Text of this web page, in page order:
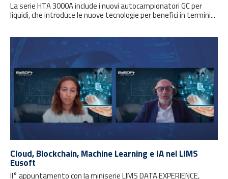
La serie HTA 3000A include i nuovi autocampionatori GC per
liquidi, che introduce le nuove tecnologie per benefici in termini...
Cloud, Blockchain, Machine Learning e IA nel LIMS
Eusoft
II° appuntamento con la miniserie LIMS DATA EXPERIENCE,